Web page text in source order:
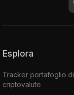
Esplora
Tracker portafoglio di
criptovalute